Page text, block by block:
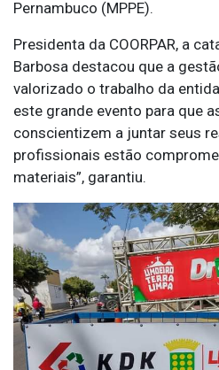
Pernambuco (MPPE).
Presidenta da COORPAR, a
Barbosa destacou que a
valorizado o trabalho da
este grande evento para que
conscientizem a juntar seus
profissionais estão
materiais”, garantiu.